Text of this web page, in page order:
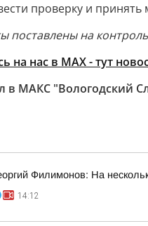
проверку и
поставлены на
на нас в MAX - тут
в МАКС "Вологодский
Филимонов: На
14:12